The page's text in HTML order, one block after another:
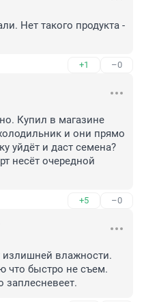
Нет такого продукта -
+1 –0
Купил в магазине
и они прямо
уйдёт и даст семена?
несёт очередной
+5 –0
излишней влажности.
что быстро не съем.
заплесневеет.